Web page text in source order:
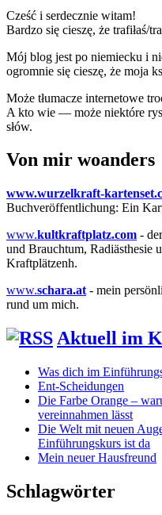
Cześć i serdecznie witam!
Bardzo się cieszę, że trafiłaś/
Mój blog jest po niemiecku i
ogromnie się cieszę, że moja
Może tłumacze internetowe
A kto wie — może niektóre
słów.
Von mir woanders
www.wurzelkraft-
Buchveröffentlichung: Ein
www.kultkraftplatz.com -
und Brauchtum, Radiästhesie
Kraftplätzenh.
www.schara.at - mein
rund um mich.
Aktuell im
Was dich im
Ent-Scheidungen
Die Farbe Orange –
vereinnahmen lässt
Die Welt mit neuen
Einführungskurs ist da
Mein neuer Hausfreund
Schlagwörter